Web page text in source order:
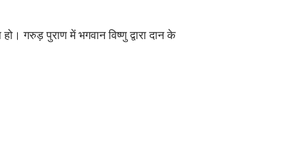
गरुड़ पुराण में भगवान विष्णु द्वारा दान के